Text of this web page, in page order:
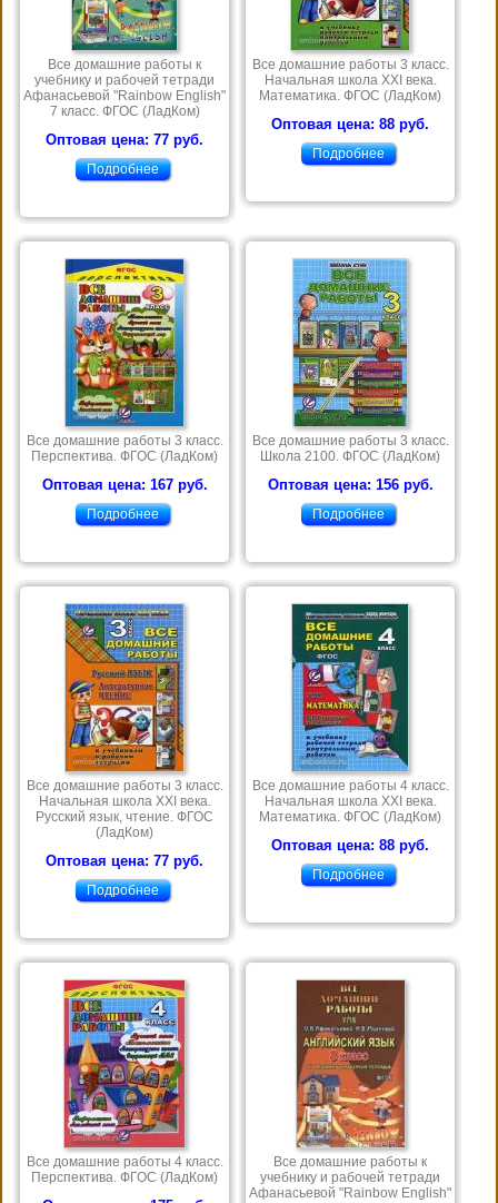
Все домашние работы к
учебнику и рабочей тетради
Афанасьевой "Rainbow English"
7 класс. ФГОС (ЛадКом)
Оптовая цена: 77 руб.
Подробнее
Все домашние работы 3 класс.
Начальная школа ХХI века.
Математика. ФГОС (ЛадКом)
Оптовая цена: 88 руб.
Подробнее
Все домашние работы 3 класс.
Перспектива. ФГОС (ЛадКом)
Оптовая цена: 167 руб.
Подробнее
Все домашние работы 3 класс.
Школа 2100. ФГОС (ЛадКом)
Оптовая цена: 156 руб.
Подробнее
Все домашние работы 3 класс.
Начальная школа ХХI века.
Русский язык, чтение. ФГОС
(ЛадКом)
Оптовая цена: 77 руб.
Подробнее
Все домашние работы 4 класс.
Начальная школа ХХI века.
Математика. ФГОС (ЛадКом)
Оптовая цена: 88 руб.
Подробнее
Все домашние работы 4 класс.
Перспектива. ФГОС (ЛадКом)
Все домашние работы к
учебнику и рабочей тетради
Афанасьевой "Rainbow English"